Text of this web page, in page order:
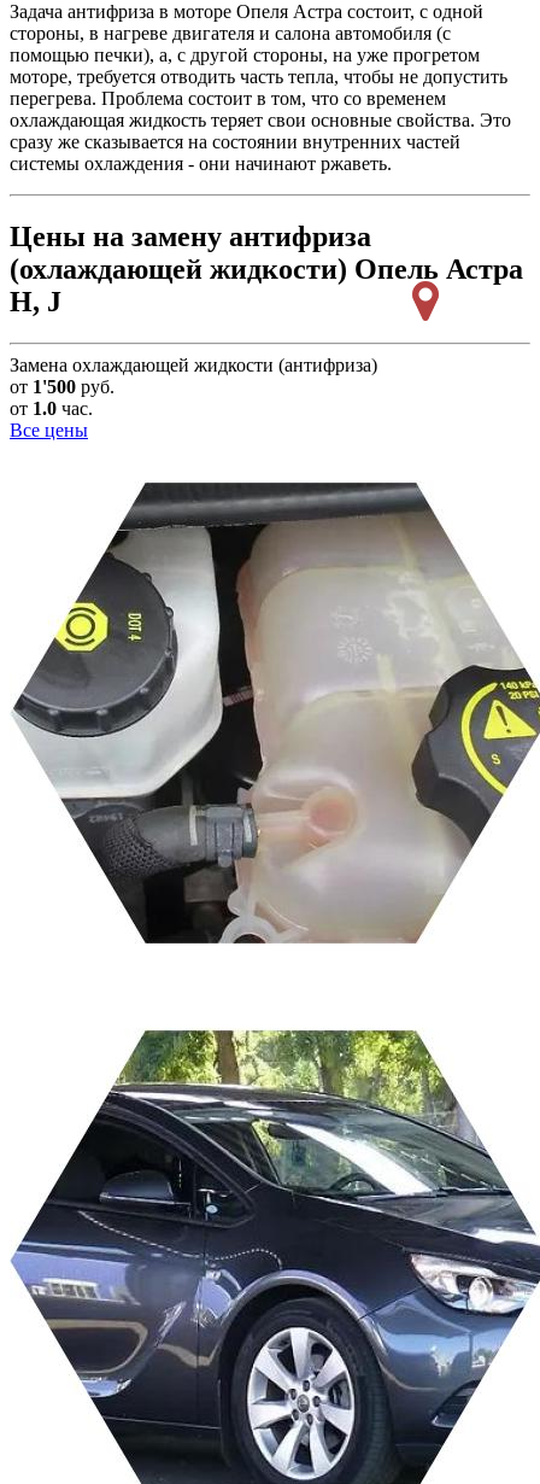
Задача антифриза в моторе Опеля Астра состоит, с одной
стороны, в нагреве двигателя и салона автомобиля (с
помощью печки), а, с другой стороны, на уже прогретом
моторе, требуется отводить часть тепла, чтобы не допустить
перегрева. Проблема состоит в том, что со временем
охлаждающая жидкость теряет свои основные свойства. Это
сразу же сказывается на состоянии внутренних частей
системы охлаждения - они начинают ржаветь.
Цены на замену антифриза
(охлаждающей жидкости) Опель Астра
H, J
Замена охлаждающей жидкости (антифриза)
от 1'500 руб.
от 1.0 час.
Все цены